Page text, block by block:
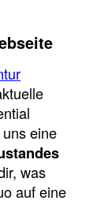
eine
was
auf eine